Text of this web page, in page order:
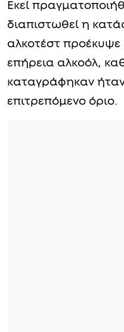
Εκεί
διαπιστωθεί η
αλκοτέστ προέκυψε
επήρεια αλκοόλ,
καταγράφηκαν
επιτρεπόμενο όριο.